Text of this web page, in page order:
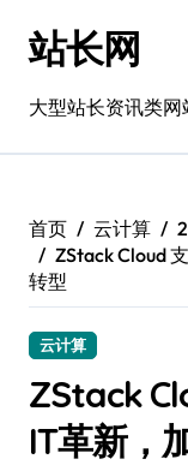
站长网
大型站长资讯类
首页 云计算
ZStack Cloud
转型
云计算
ZStack
IT革新，